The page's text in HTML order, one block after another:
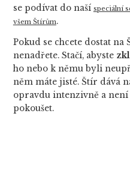
se podívat do naší speciální
všem Štírům.
Pokud se chcete dostat
nenadřete. Stačí, abyste
ho nebo k němu byli
něm máte jisté. Štír dává
opravdu intenzivně a
pokoušet.